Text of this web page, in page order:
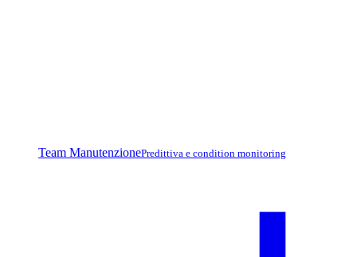
Team ManutenzionePredittiva e condition monitoring